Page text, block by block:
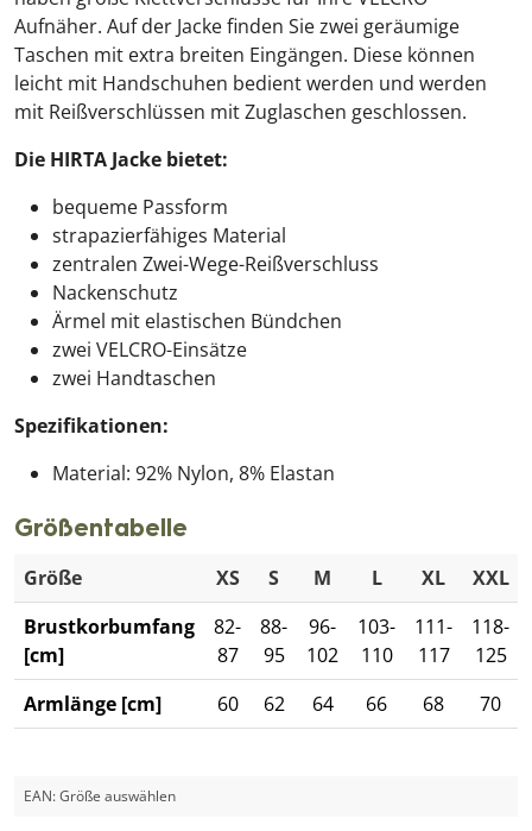
Aufnäher. Auf der Jacke finden Sie zwei geräumige
Taschen mit extra breiten Eingängen. Diese können
leicht mit Handschuhen bedient werden und werden
mit Reißverschlüssen mit Zuglaschen geschlossen.
Die HIRTA Jacke bietet:
bequeme Passform
strapazierfähiges Material
zentralen Zwei-Wege-Reißverschluss
Nackenschutz
Ärmel mit elastischen Bündchen
zwei VELCRO-Einsätze
zwei Handtaschen
Spezifikationen:
Material: 92% Nylon, 8% Elastan
Größentabelle
Größe XS S M L XL
XXL
Brustkorbumfang
[cm]
82-
87
88-
95
96-
102
103-
110
111-
117
118-
125
Armlänge [cm]
60 62 64 66 68 70
EAN:Größe auswählen